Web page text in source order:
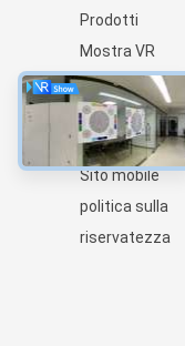
Prodotti
Mostra VR
Chi siamo
notizie
Mappa del sito
Sito mobile
politica sulla
riservatezza